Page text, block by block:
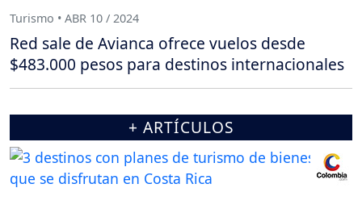
Turismo • ABR 10 / 2024
Red sale de Avianca ofrece vuelos desde
$483.000 pesos para destinos internacionales
+ ARTÍCULOS